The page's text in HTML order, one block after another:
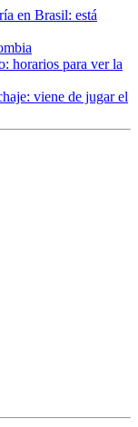
en Brasil: está
horarios para ver la
viene de jugar el